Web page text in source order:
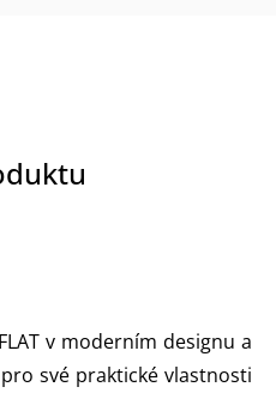
v moderním designu a
své praktické vlastnosti